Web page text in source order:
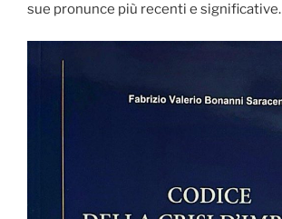
sue pronunce più recenti e significative.